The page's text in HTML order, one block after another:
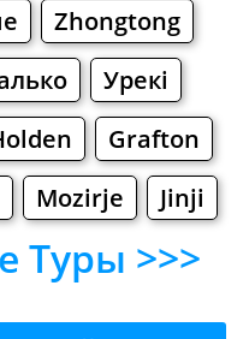
Zhongtong
Урекі
Grafton
Mozirje Jinji
Туры >>>